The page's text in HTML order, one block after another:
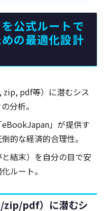
公式ルートで
の最適化設計
zip, pdf等）に潜むシス
分析。
」が提供す
的な経済的合理性。
結末）を自分の目で安
ルート。
zip/pdf）に潜むシ